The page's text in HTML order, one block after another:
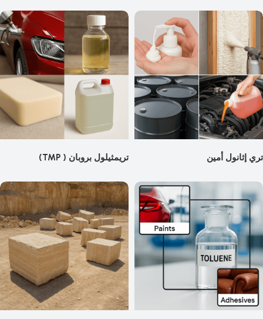
تري إثانول أمين تريمثيلول بروبان ( TMP)